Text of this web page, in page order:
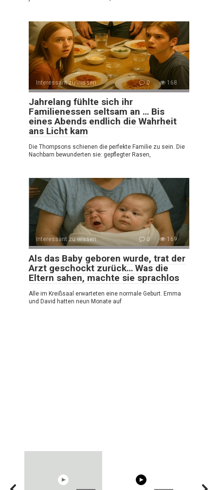
Interessant zu wissen 0 168
Jahrelang fühlte sich ihr
Familienessen seltsam an … Bis
eines Abends endlich die Wahrheit
ans Licht kam
Die Thompsons schienen die perfekte Familie zu sein. Die
Nachbarn bewunderten sie: gepflegter Rasen,
Interessant zu wissen 0 169
Als das Baby geboren wurde, trat der
Arzt geschockt zurück… Was die
Eltern sahen, machte sie sprachlos
Alle im Kreißsaal erwarteten eine normale Geburt. Emma
und David hatten neun Monate auf